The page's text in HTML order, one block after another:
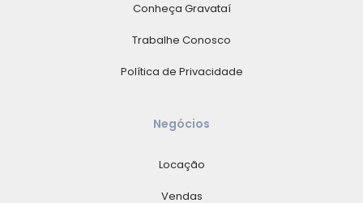
Conheça Gravataí
Trabalhe Conosco
Política de Privacidade
Negócios
Locação
Vendas